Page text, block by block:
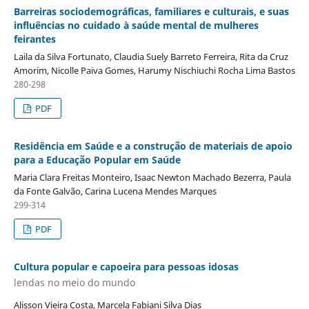
Barreiras sociodemográficas, familiares e culturais, e suas
influências no cuidado à saúde mental de mulheres
feirantes
Laila da Silva Fortunato, Claudia Suely Barreto Ferreira, Rita da Cruz
Amorim, Nicolle Paiva Gomes, Harumy Nischiuchi Rocha Lima Bastos
280-298
PDF
Residência em Saúde e a construção de materiais de apoio
para a Educação Popular em Saúde
Maria Clara Freitas Monteiro, Isaac Newton Machado Bezerra, Paula
da Fonte Galvão, Carina Lucena Mendes Marques
299-314
PDF
Cultura popular e capoeira para pessoas idosas
lendas no meio do mundo
Alisson Vieira Costa, Marcela Fabiani Silva Dias